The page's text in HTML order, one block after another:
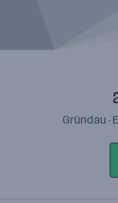
Gründau